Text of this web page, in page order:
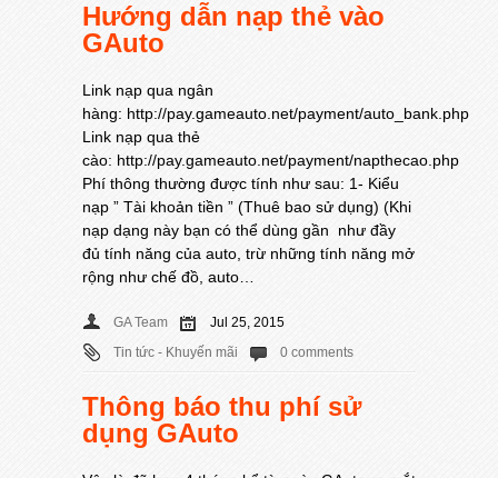
Hướng dẫn nạp thẻ vào
GAuto
Link nạp qua ngân
hàng: http://pay.gameauto.net/payment/auto_bank.php
Link nạp qua thẻ
cào: http://pay.gameauto.net/payment/napthecao.php
Phí thông thường được tính như sau: 1- Kiểu
nạp ” Tài khoản tiền ” (Thuê bao sử dụng) (Khi
nạp dạng này bạn có thể dùng gần như đầy
đủ tính năng của auto, trừ những tính năng mở
rộng như chế đồ, auto…
GA Team
Jul 25, 2015
Tin tức - Khuyến mãi
0 comments
Thông báo thu phí sử
dụng GAuto